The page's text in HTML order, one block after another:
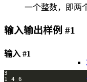
一个整数，即两
输入输出样例 #1
输入 #1